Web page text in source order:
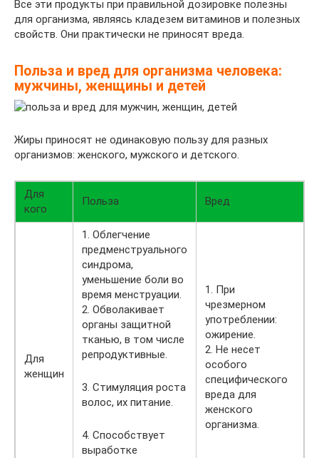
Все эти продукты при правильной дозировке полезны
для организма, являясь кладезем витаминов и полезных
свойств. Они практически не приносят вреда.
Польза и вред для организма человека:
мужчины, женщины и детей
Жиры приносят не одинаковую пользу для разных
организмов: женского, мужского и детского.
Для
кого
Польза Вред
Для
женщин
1. Облегчение
предменструального
синдрома,
уменьшение боли во
время менструации.
2. Обволакивает
органы защитной
тканью, в том числе
репродуктивные.
3. Стимуляция роста
волос, их питание.
4. Способствует
выработке
1. При
чрезмерном
употреблении:
ожирение.
2. Не несет
особого
специфического
вреда для
женского
организма.